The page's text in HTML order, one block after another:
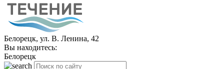
Белорецк, ул. В. Ленина, 42
Вы находитесь:
Белорецк